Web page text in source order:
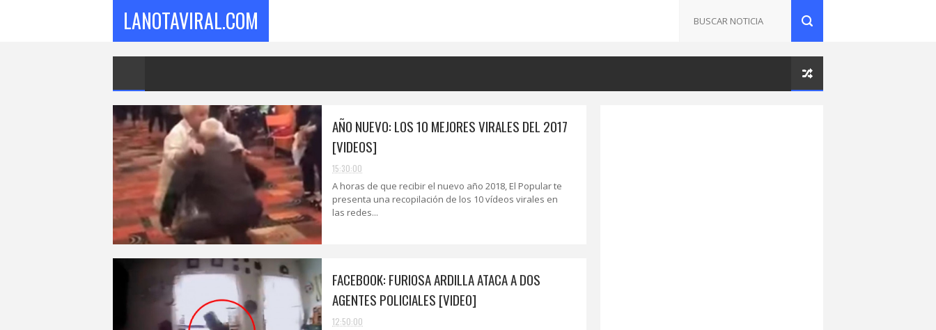
LANOTAVIRAL.COM
AÑO NUEVO: LOS 10 MEJORES VIRALES DEL 2017
[VIDEOS]
15:30:00
A horas de que recibir el nuevo año 2018, El Popular te
presenta una recopilación de los 10 vídeos virales en
las redes...
FACEBOOK: FURIOSA ARDILLA ATACA A DOS
AGENTES POLICIALES [VIDEO]
12:50:00